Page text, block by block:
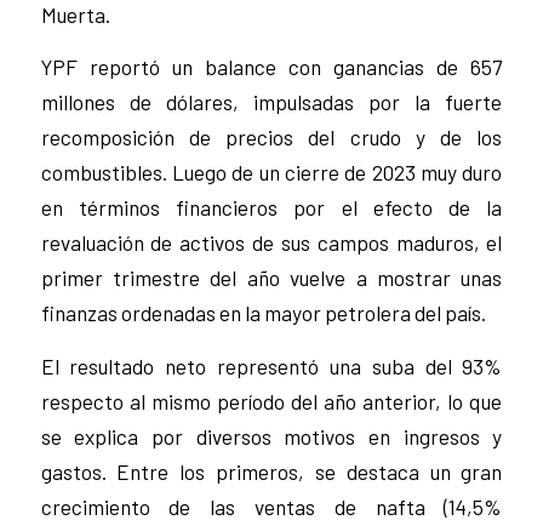
Muerta.
YPF reportó un balance con ganancias de 657
millones de dólares, impulsadas por la fuerte
recomposición de precios del crudo y de los
combustibles. Luego de un cierre de 2023 muy duro
en términos financieros por el efecto de la
revaluación de activos de sus campos maduros, el
primer trimestre del año vuelve a mostrar unas
finanzas ordenadas en la mayor petrolera del país.
El resultado neto representó una suba del 93%
respecto al mismo período del año anterior, lo que
se explica por diversos motivos en ingresos y
gastos. Entre los primeros, se destaca un gran
crecimiento de las ventas de nafta (14,5%